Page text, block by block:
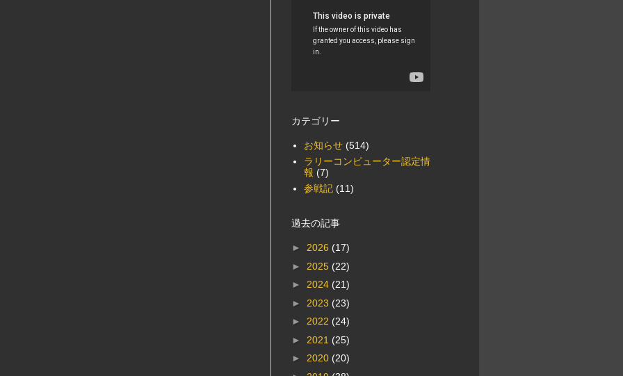
カテゴリー
お知らせ (514)
ラリーコンピューター認定情
報 (7)
参戦記 (11)
過去の記事
► 2026 (17)
► 2025 (22)
► 2024 (21)
► 2023 (23)
► 2022 (24)
► 2021 (25)
► 2020 (20)